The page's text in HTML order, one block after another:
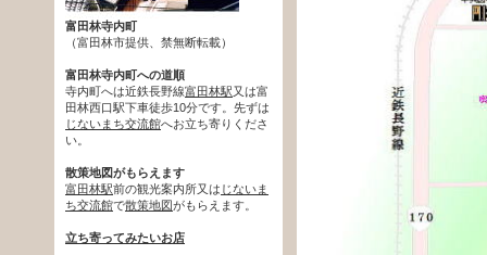
富田林寺内町
（富田林市提供、禁無断転載）
富田林寺内町への道順
寺内町へは近鉄長野線富田林駅又は富
田林西口駅下車徒歩10分です。先ずは
じないまち交流館へお立ち寄りくださ
い。
散策地図がもらえます
富田林駅前の観光案内所又は じないま
ち交流館で散策地図がもらえます。
立ち寄ってみたいお店